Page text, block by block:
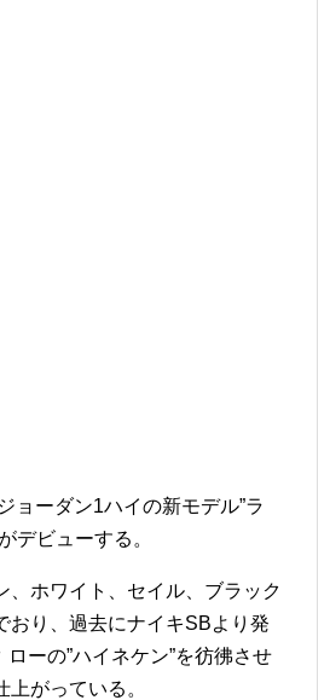
ョーダン1ハイの新モデル”ラ
デビューする。
、ホワイト、セイル、ブラック
おり、過去にナイキSBより発
ーの”ハイネケン”を彷彿させ
上がっている。